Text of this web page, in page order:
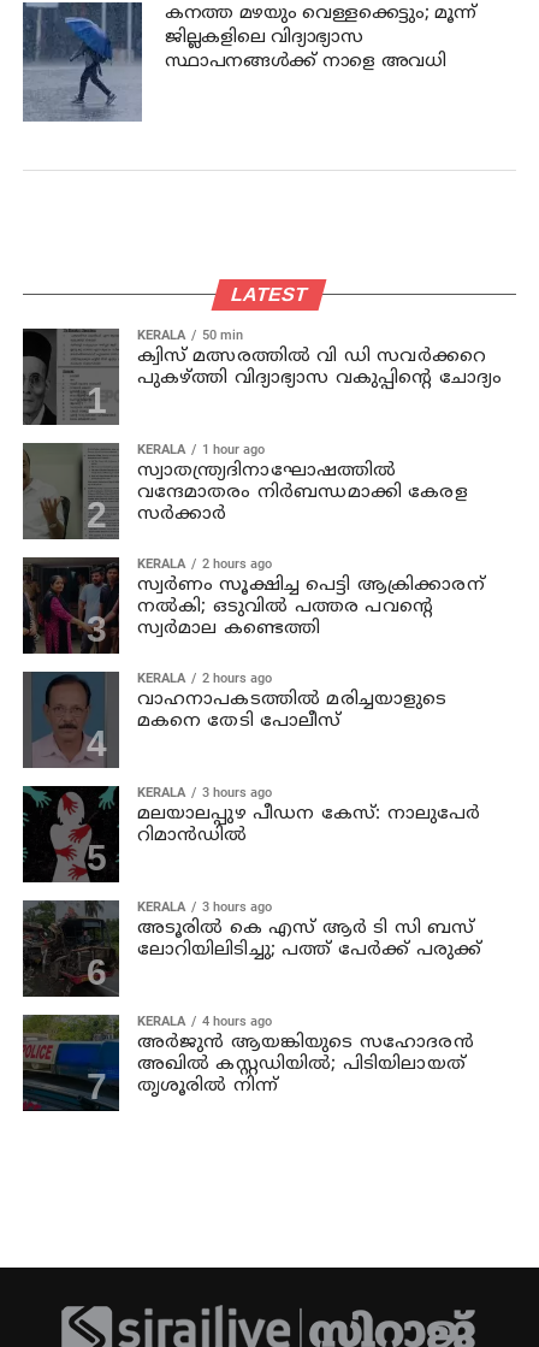
കനത്ത മഴയും വെള്ളക്കെട്ടും; മൂന്ന്‌
ജില്ലകളിലെ വിദ്യാഭ്യാസ
സ്ഥാപനങ്ങള്‍ക്ക് നാളെ അവധി
LATEST
KERALA 50 min
ക്വിസ് മത്സരത്തില്‍ വി ഡി സവര്‍ക്കറെ
പുകഴ്ത്തി വിദ്യാഭ്യാസ വകുപ്പിന്റെ ചോദ്യം
KERALA 1 hour ago
സ്വാതന്ത്ര്യദിനാഘോഷത്തില്‍
വന്ദേമാതരം നിര്‍ബന്ധമാക്കി കേരള
സര്‍ക്കാര്‍
KERALA 2 hours ago
സ്വര്‍ണം സൂക്ഷിച്ച പെട്ടി ആക്രിക്കാരന്
നല്‍കി; ഒടുവില്‍ പത്തര പവന്റെ
സ്വര്‍മാല കണ്ടെത്തി
KERALA 2 hours ago
വാഹനാപകടത്തില്‍ മരിച്ചയാളുടെ
മകനെ തേടി പോലീസ്
KERALA 3 hours ago
മലയാലപ്പുഴ പീഡന കേസ്: നാലുപേര്‍
റിമാന്‍ഡില്‍
KERALA 3 hours ago
അടൂരില്‍ കെ എസ് ആര്‍ ടി സി ബസ്
ലോറിയിലിടിച്ചു; പത്ത് പേര്‍ക്ക് പരുക്ക്
KERALA 4 hours ago
അര്‍ജുന്‍ ആയങ്കിയുടെ സഹോദരന്‍
അഖില്‍ കസ്റ്റഡിയില്‍; പിടിയിലായത്
തൃശൂരില്‍ നിന്ന്